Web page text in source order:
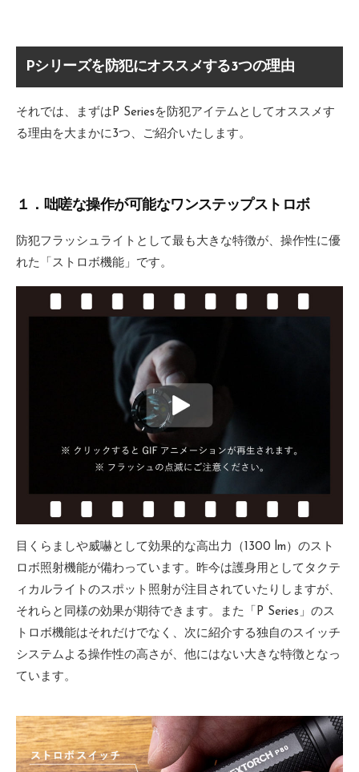
Pシリーズを防犯にオススメする3つの理由
それでは、まずはP Seriesを防犯アイテムとしてオススメす
る理由を大まかに3つ、ご紹介いたします。
１．咄嗟な操作が可能なワンステップストロボ
防犯フラッシュライトとして最も大きな特徴が、操作性に優
れた「ストロボ機能」です。
目くらましや威嚇として効果的な高出力（1300 lm）のスト
ロボ照射機能が備わっています。昨今は護身用としてタクテ
ィカルライトのスポット照射が注目されていたりしますが、
それらと同様の効果が期待できます。また「P Series」のス
トロボ機能はそれだけでなく、次に紹介する独自のスイッチ
システムよる操作性の高さが、他にはない大きな特徴となっ
ています。